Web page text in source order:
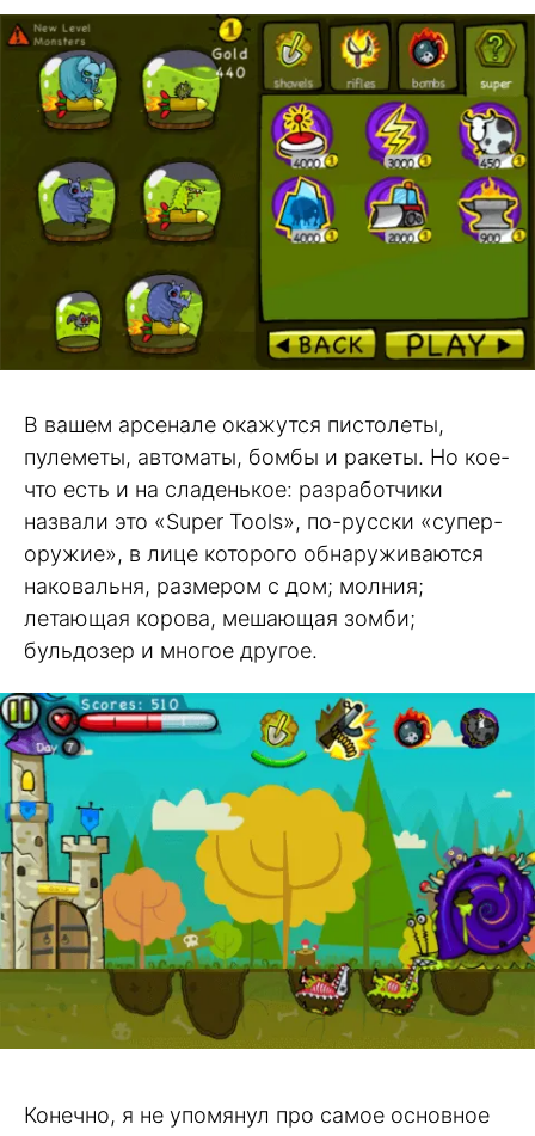
В вашем арсенале окажутся пистолеты,
пулеметы, автоматы, бомбы и ракеты. Но кое-
что есть и на сладенькое: разработчики
назвали это «Super Tools», по-русски «супер-
оружие», в лице которого обнаруживаются
наковальня, размером с дом; молния;
летающая корова, мешающая зомби;
бульдозер и многое другое.
Конечно, я не упомянул про самое основное